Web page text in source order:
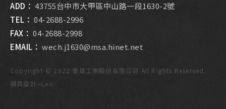
ADD： 43755台中市大甲區中山路一段1630-2號
TEL： 04-2688-2996
FAX： 04-2688-2998
EMAIL： wech.j1630@msa.hinet.net
Copyright © 2022 偉晟工業股份有限公司 All Rights Reserved.
網頁設計-iLeo